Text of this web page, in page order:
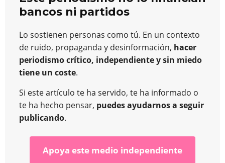
bancos ni partidos
Lo sostienen personas como tú. En un contexto
de ruido, propaganda y desinformación, hacer
periodismo crítico, independiente y sin miedo
tiene un coste.
Si este artículo te ha servido, te ha informado o
te ha hecho pensar, puedes ayudarnos a seguir
publicando.
Apoya este medio independiente